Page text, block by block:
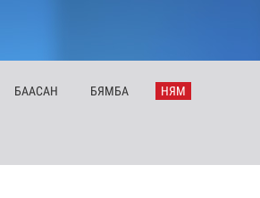
БААСАН БЯМБА НЯМ